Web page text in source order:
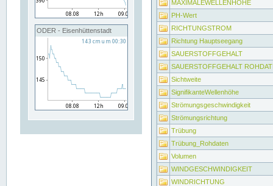
ODER - Eisenhüttenstadt
MAXIMALEWELLENHÖHE
PH-Wert
RICHTUNGSTROM
Richtung Hauptseegang
SAUERSTOFFGEHALT
SAUERSTOFFGEHALT
Sichtweite
SignifikanteWellenhöhe
Strömungsgeschwindigkeit
Strömungsrichtung
Trübung
Trübung_Rohdaten
Volumen
WINDGESCHWINDIGKEIT
WINDRICHTUNG